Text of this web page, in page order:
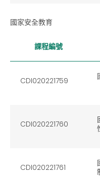
國家安全教育
課程編號
CDI020221759
CDI020221760
CDI020221761